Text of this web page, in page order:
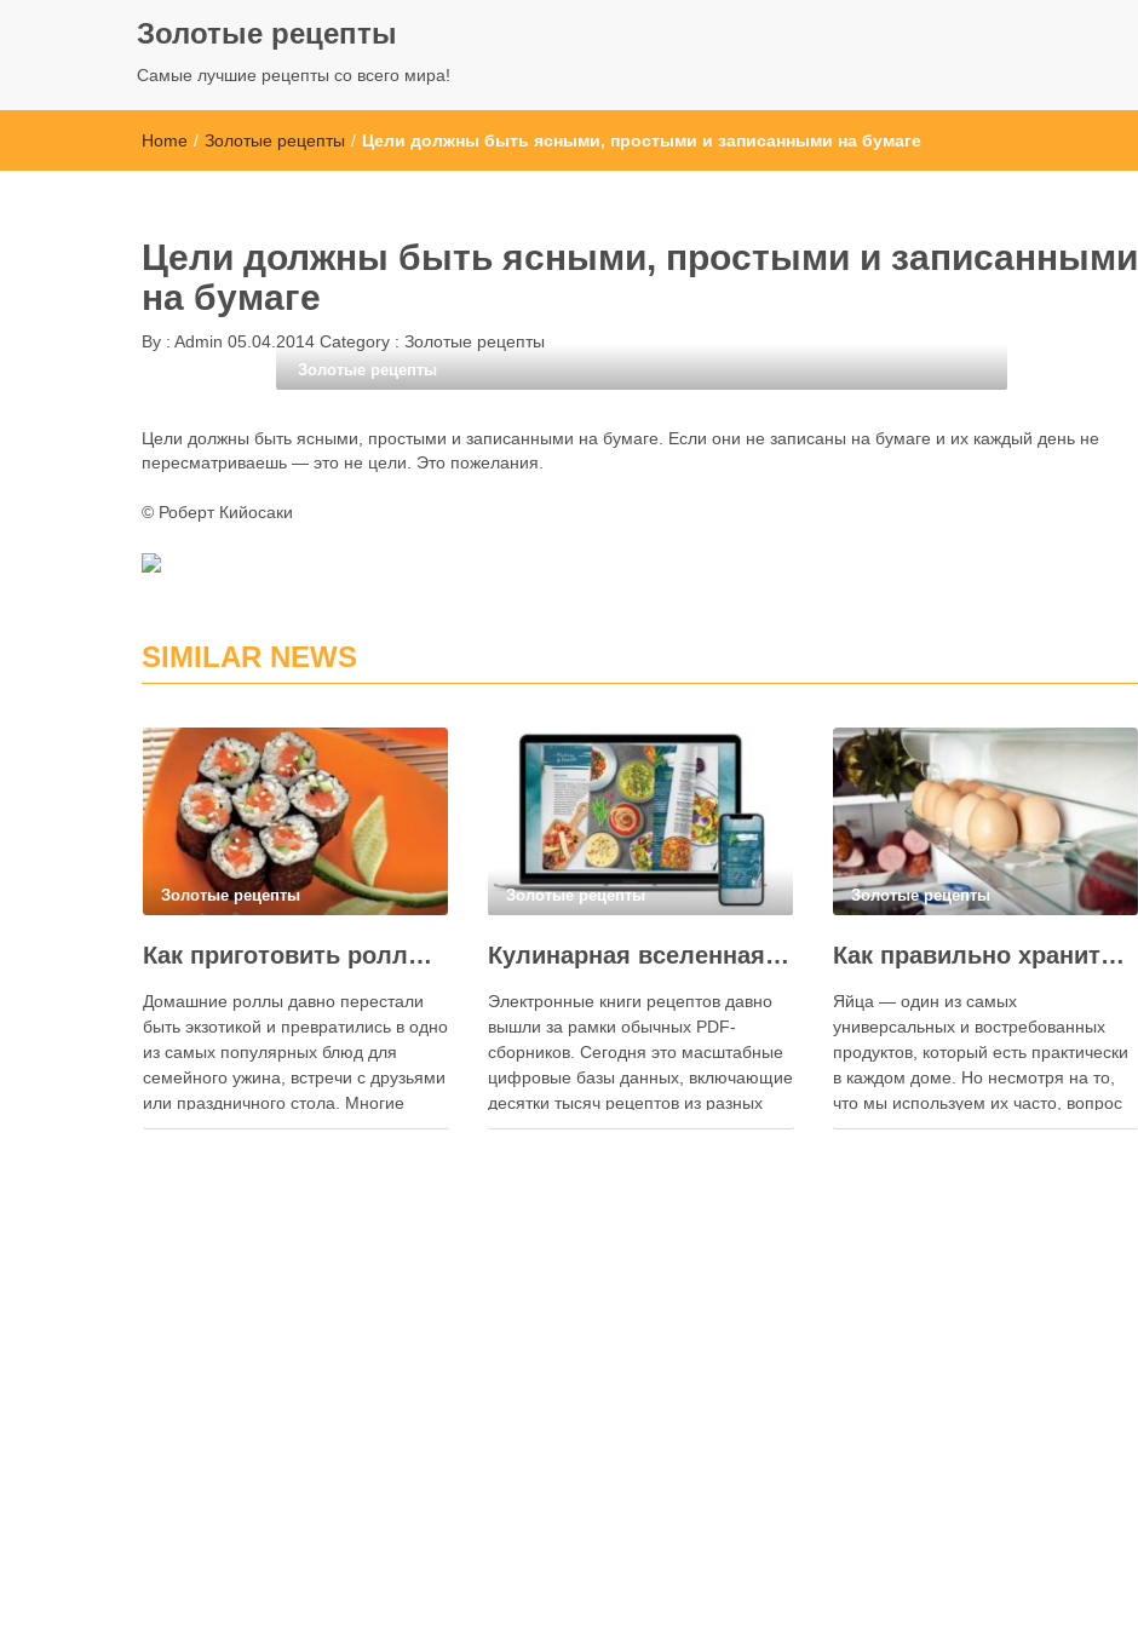
Золотые рецепты
Самые лучшие рецепты со всего мира!
Home / Золотые рецепты / Цели должны быть ясными, простыми и записанными на бумаге
Цели должны быть ясными, простыми и записанными
на бумаге
By : Admin 05.04.2014 Category : Золотые рецепты
Золотые рецепты
Цели должны быть ясными, простыми и записанными на бумаге. Если они не записаны на бумаге и их каждый день не
пересматриваешь — это не цели. Это пожелания.
© Роберт Кийосаки
SIMILAR NEWS
Золотые рецепты
Как приготовить роллы в домашних условиях?
Домашние роллы давно перестали
быть экзотикой и превратились в одно
из самых популярных блюд для
семейного ужина, встречи с друзьями
или праздничного стола. Многие
считают, что приготовление японских
Золотые рецепты
Кулинарная вселенная в цифре: топ-3 самых больших электронных книг рецептов
Электронные книги рецептов давно
вышли за рамки обычных PDF-
сборников. Сегодня это масштабные
цифровые базы данных, включающие
десятки тысяч рецептов из разных
стран мира, с подробными
Золотые рецепты
Как правильно хранить яйца: в холодильнике или на полке?
Яйца — один из самых
универсальных и востребованных
продуктов, который есть практически
в каждом доме. Но несмотря на то,
что мы используем их часто, вопрос
хранения остаётся актуальным: где